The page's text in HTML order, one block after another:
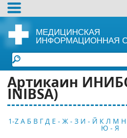
МЕДИЦИНСКАЯ
ИНФОРМАЦИОННАЯ
Артикаин
INIBSA)
1-Z А Б В Г Д Е - Ж - З И - Й К Л М Н
Ю - Я